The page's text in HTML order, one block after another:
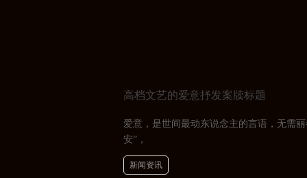
高档文艺的爱意抒发案牍标题
爱意，是世间最动东说念主的言语，无需
安”，
新闻资讯